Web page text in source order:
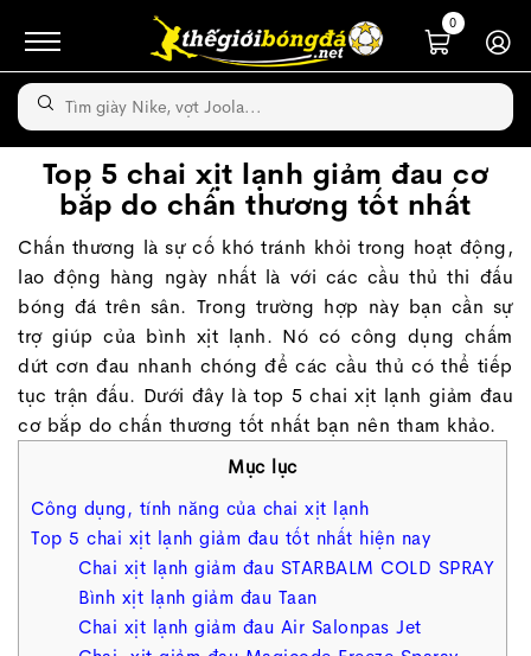
0
Top 5 chai xịt lạnh giảm đau cơ
bắp do chấn thương tốt nhất
Chấn thương là sự cố khó tránh khỏi trong hoạt động,
lao động hàng ngày nhất là với các cầu thủ thi đấu
bóng đá trên sân. Trong trường hợp này bạn cần sự
trợ giúp của bình xịt lạnh. Nó có công dụng chấm
dứt cơn đau nhanh chóng để các cầu thủ có thể tiếp
tục trận đấu. Dưới đây là top 5 chai xịt lạnh giảm đau
cơ bắp do chấn thương tốt nhất bạn nên tham khảo.
Mục lục
Công dụng, tính năng của chai xịt lạnh
Top 5 chai xịt lạnh giảm đau tốt nhất hiện nay
Chai xịt lạnh giảm đau STARBALM COLD SPRAY
Bình xịt lạnh giảm đau Taan
Chai xịt lạnh giảm đau Air Salonpas Jet